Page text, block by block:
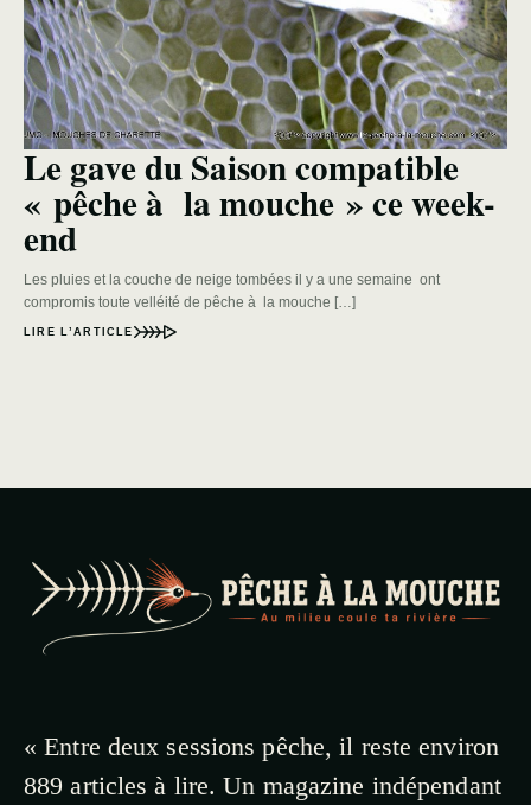
Le gave du Saison compatible
« pêche à la mouche » ce week-
end
Les pluies et la couche de neige tombées il y a une semaine ont
compromis toute velléité de pêche à la mouche […]
LIRE L’ARTICLE
« Entre deux sessions pêche, il reste environ
889 articles à lire. Un magazine indépendant